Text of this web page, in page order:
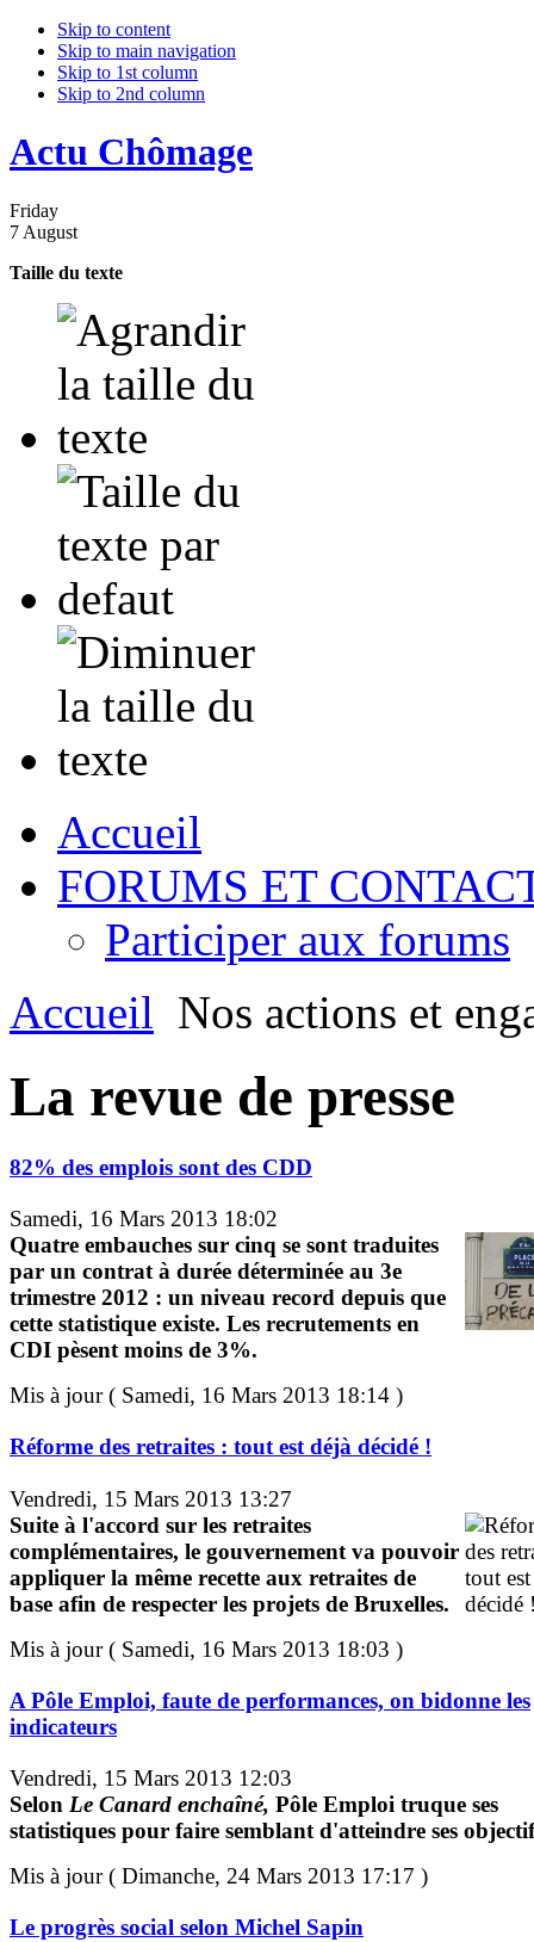
Skip to content
Skip to main navigation
Skip to 1st column
Skip to 2nd column
Actu Chômage
Friday
7 August
Taille du texte
Accueil
FORUMS ET
Participer aux forums
Accueil Nos actions et
La revue de presse
82% des emplois sont des CDD
Samedi, 16 Mars 2013 18:02
Quatre embauches sur cinq se sont traduites
par un contrat à durée déterminée au 3e
trimestre 2012 : un niveau record depuis que
cette statistique existe. Les recrutements en
CDI pèsent moins de 3%.
Mis à jour ( Samedi, 16 Mars 2013 18:14 )
Réforme des retraites : tout est déjà décidé !
Vendredi, 15 Mars 2013 13:27
Suite à l'accord sur les retraites
complémentaires, le gouvernement va pouvoir
appliquer la même recette aux retraites de
base afin de respecter les projets de Bruxelles.
Mis à jour ( Samedi, 16 Mars 2013 18:03 )
A Pôle Emploi, faute de performances, on bidonne les
indicateurs
Vendredi, 15 Mars 2013 12:03
Selon Le Canard enchaîné, Pôle Emploi truque ses
statistiques pour faire semblant d'atteindre ses
Mis à jour ( Dimanche, 24 Mars 2013 17:17 )
Le progrès social selon Michel Sapin